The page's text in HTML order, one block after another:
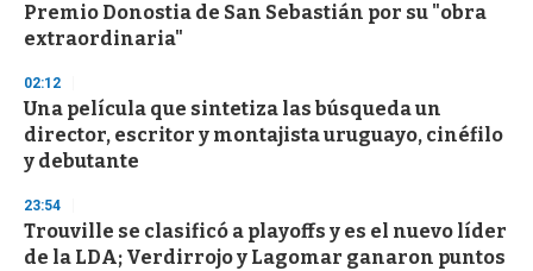
Premio Donostia de San Sebastián por su "obra
extraordinaria"
02:12
Una película que sintetiza las búsqueda un
director, escritor y montajista uruguayo, cinéfilo
y debutante
23:54
Trouville se clasificó a playoffs y es el nuevo líder
de la LDA; Verdirrojo y Lagomar ganaron puntos